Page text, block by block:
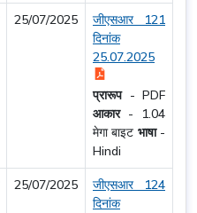
25/07/2025
जीएसआर 121
दिनांक
25.07.2025
प्रारूप- PDF
आकार -
1.04
मेगा बाइट भाषा-
Hindi
25/07/2025
जीएसआर 124
दिनांक